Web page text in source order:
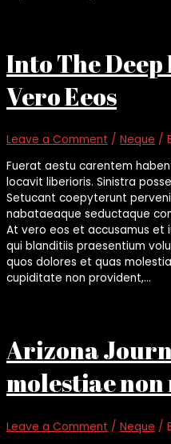
Into The
Vero Eeos
Leave a Comment / Neque /
Fuerat aestu carentem
locavit liberioris. Sinistra
Setucant coepyterunt
nabataeaque seductaque
At vero eos et accusamus et
qui blanditiis praesentium
quos dolores et quas
cupiditate non provident,…
Arizona
molestiae
Leave a Comment / Neque /